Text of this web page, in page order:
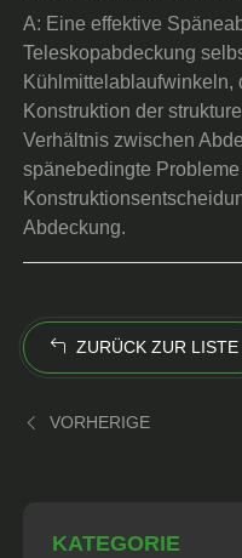
A: Eine effektive
Teleskopabdeckung
Kühlmittelablaufwinkeln,
Konstruktion der
Verhältnis zwischen
spänebedingte
Abdeckung.
ZURÜCK ZUR LISTE
VORHERIGE
KATEGORIE